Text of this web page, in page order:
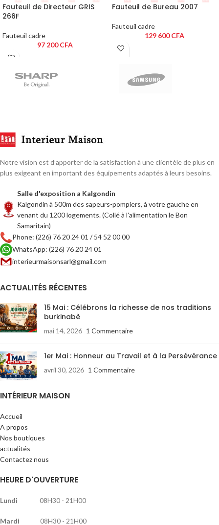
Fauteuil de Directeur GRIS
266F
Fauteuil cadre
97 200CFA
Fauteuil de Bureau 2007
Fauteuil cadre
129 600CFA
Notre vision est d’apporter de la satisfaction à une clientèle de plus en
plus exigeant en important des équipements adaptés à leurs besoins.
Salle d'exposition a Kalgondin
Kalgondin à 500m des sapeurs-pompiers, à votre gauche en
venant du 1200 logements. (Collé à l'alimentation le Bon
Samaritain)
Phone: (226) 76 20 24 01 / 54 52 00 00
WhatsApp: (226) 76 20 24 01
interieurmaisonsarl@gmail.com
ACTUALITÉS RÉCENTES
15 Mai : Célébrons la richesse de nos traditions
burkinabè
mai 14, 2026 1 Commentaire
1er Mai : Honneur au Travail et à la Persévérance
avril 30, 2026 1 Commentaire
INTÉRIEUR MAISON
Accueil
A propos
Nos boutiques
actualités
Contactez nous
HEURE D'OUVERTURE
Lundi 08H30 - 21H00
Mardi 08H30 - 21H00